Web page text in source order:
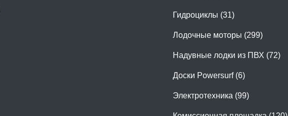
Гидроциклы (31)
Лодочные моторы (299)
Надувные лодки из ПВХ (72)
Доски Powersurf (6)
Электротехника (99)